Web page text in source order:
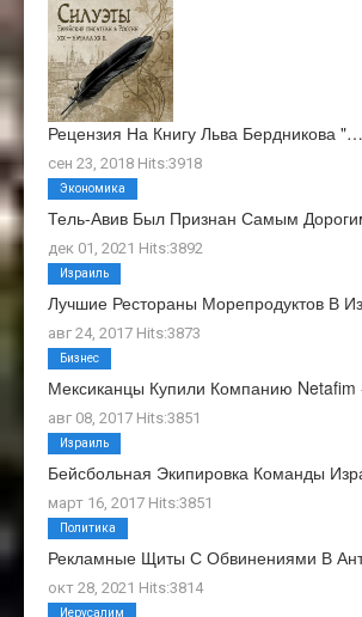
Рецензия На Книгу Льва Бердникова "…
сен 23, 2018 Hits:3918
Тель-Авив Был Признан Самым
дек 01, 2021 Hits:3892
Экономика
Лучшие Рестораны Морепродуктов В
авг 24, 2017 Hits:3873
Израиль
Мексиканцы Купили Компанию
авг 08, 2017 Hits:3851
Бизнес
Бейсбольная Экипировка Команды
март 16, 2017 Hits:3851
Израиль
Рекламные Щиты С Обвинениями В
окт 28, 2021 Hits:3814
Политика
Иерусалим